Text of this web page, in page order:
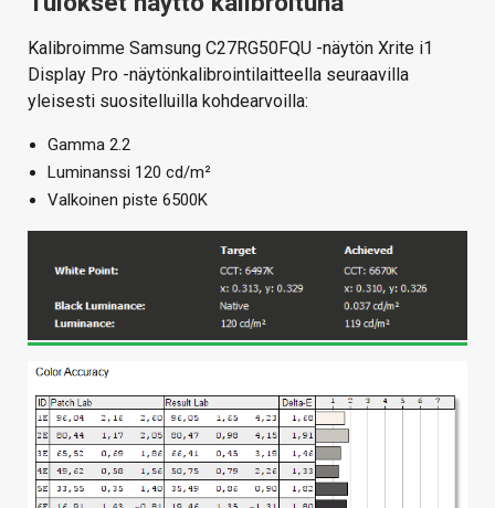
Kalibroimme Samsung C27RG50FQU -näytön Xrite i1
Display Pro -näytönkalibrointilaitteella seuraavilla
yleisesti suositelluilla kohdearvoilla:
Gamma 2.2
Luminanssi 120 cd/m²
Valkoinen piste 6500K